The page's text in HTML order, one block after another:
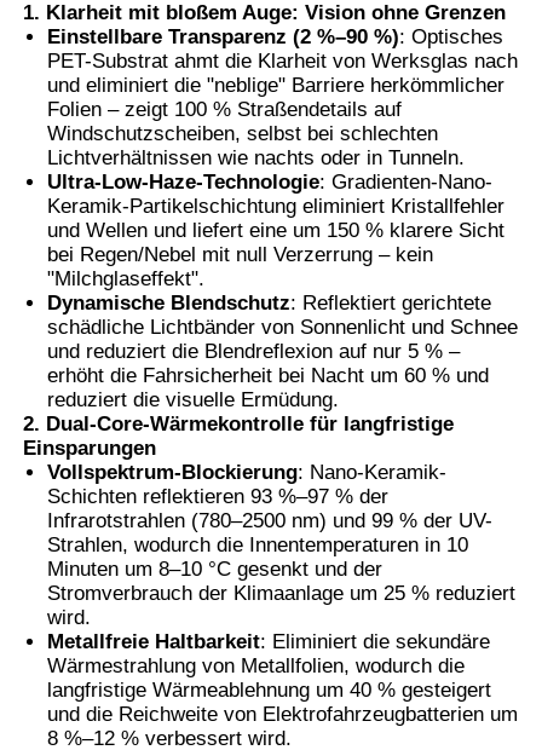
1. Klarheit mit bloßem Auge: Vision ohne Grenzen
Einstellbare Transparenz (2 %–90 %): Optisches
PET-Substrat ahmt die Klarheit von Werksglas nach
und eliminiert die "neblige" Barriere herkömmlicher
Folien – zeigt 100 % Straßendetails auf
Windschutzscheiben, selbst bei schlechten
Lichtverhältnissen wie nachts oder in Tunneln.
Ultra-Low-Haze-Technologie: Gradienten-Nano-
Keramik-Partikelschichtung eliminiert Kristallfehler
und Wellen und liefert eine um 150 % klarere Sicht
bei Regen/Nebel mit null Verzerrung – kein
"Milchglaseffekt".
Dynamische Blendschutz: Reflektiert gerichtete
schädliche Lichtbänder von Sonnenlicht und Schnee
und reduziert die Blendreflexion auf nur 5 % –
erhöht die Fahrsicherheit bei Nacht um 60 % und
reduziert die visuelle Ermüdung.
2. Dual-Core-Wärmekontrolle für langfristige
Einsparungen
Vollspektrum-Blockierung: Nano-Keramik-
Schichten reflektieren 93 %–97 % der
Infrarotstrahlen (780–2500 nm) und 99 % der UV-
Strahlen, wodurch die Innentemperaturen in 10
Minuten um 8–10 °C gesenkt und der
Stromverbrauch der Klimaanlage um 25 % reduziert
wird.
Metallfreie Haltbarkeit: Eliminiert die sekundäre
Wärmestrahlung von Metallfolien, wodurch die
langfristige Wärmeablehnung um 40 % gesteigert
und die Reichweite von Elektrofahrzeugbatterien um
8 %–12 % verbessert wird.